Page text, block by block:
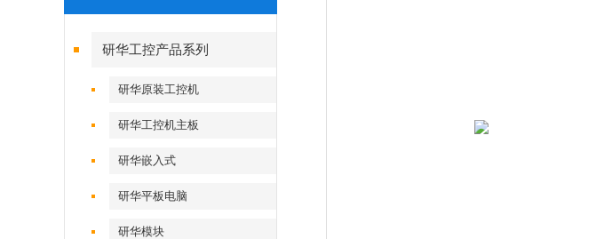
研华工控产品系列
研华原装工控机
研华工控机主板
研华嵌入式
研华平板电脑
研华模块